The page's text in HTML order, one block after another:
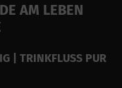
AM LEBEN
| TRINKFLUSS PUR